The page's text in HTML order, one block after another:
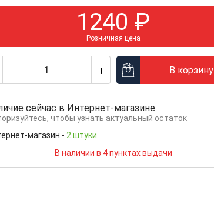
1240 ₽
Розничная цена
В корзину
сейчас в Интернет-магазине
, чтобы узнать актуальный остаток
магазин - 2 штуки
В наличии в 4 пунктах выдачи